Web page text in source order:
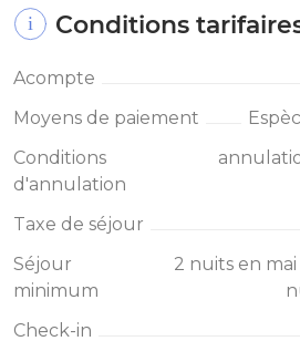
Conditions
Acompte
Moyens de paiement
Conditions
d'annulation
Taxe de séjour
Séjour
minimum
2 nuits en
Check-in